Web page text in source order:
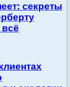
секреты